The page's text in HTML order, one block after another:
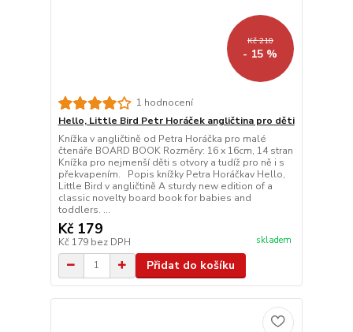
Kč 210
- 15 %
1 hodnocení
Hello, Little Bird Petr Horáček angličtina pro děti
Knížka v angličtině od Petra Horáčka pro malé
čtenáře BOARD BOOK Rozměry: 16 x 16cm, 14 stran
Knížka pro nejmenší děti s otvory a tudíž pro ně i s
překvapením. Popis knížky Petra Horáčkav Hello,
Little Bird v angličtině A sturdy new edition of a
classic novelty board book for babies and
toddlers. ...
Kč 179
Kč 179 bez DPH skladem
Přidat do košíku